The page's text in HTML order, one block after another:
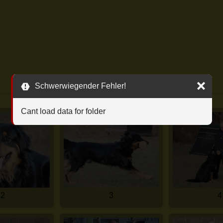
2 3 4
Schwerwiegender Fehler!
Cant load data for folder